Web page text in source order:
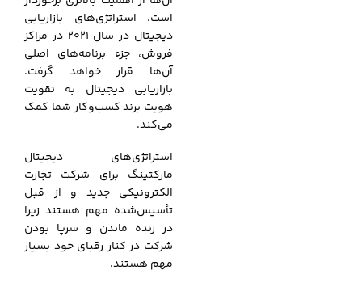
است. استراتژی‌های بازاریابی
دیجیتال در سال 2021 در مراکز
فروش، جزء برنامه‌های اصلی
آن‌ها قرار خواهد گرفت.
بازاریابی دیجیتال به تقویت
هویت برند کسب‌وکار شما کمک
می‌کند.
استراتژی‌های دیجیتال
مارکتینگ برای شرکت تجارت
الکترونیکی جدید و از قبل
تأسیس‌شده مهم هستند زیرا
در زنده ماندن و سرپا بودن
شرکت در کنار رقبای خود بسیار
مهم هستند.